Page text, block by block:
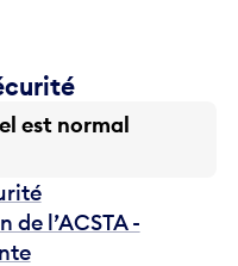
est normal
de l’ACSTA -